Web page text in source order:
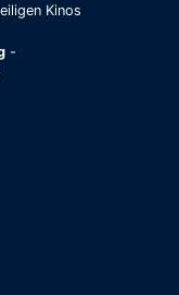
Kinos
-